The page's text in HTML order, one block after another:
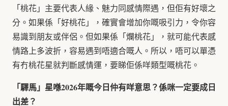
「桃花」主要代表人緣、魅力同感情際遇，但佢有好壞之
分。如果係「好桃花」，確實會增加你嘅吸引力，令你容
易識到朋友或伴侶。但如果係「爛桃花」，就可能代表感
情路上多波折，容易遇到唔適合嘅人。所以，唔可以單憑
有冇桃花星就判斷感情運，要睇佢係咩類型嘅桃花。
「驛馬」星喺2026年嘅今日仲有咩意思？係咪一定要成日
出差？